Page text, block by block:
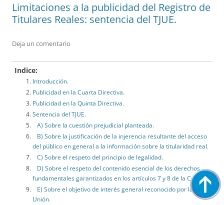
Limitaciones a la publicidad del Registro de
Titulares Reales: sentencia del TJUE.
Deja un comentario
Indice:
Introducción.
Publicidad en la Cuarta Directiva.
Publicidad en la Quinta Directiva.
Sentencia del TJUE.
A) Sobre la cuestión prejudicial planteada.
B) Sobre la justificación de la injerencia resultante del acceso
del público en general a la información sobre la titularidad real.
C) Sobre el respeto del principio de legalidad.
D) Sobre el respeto del contenido esencial de los derechos
fundamentales garantizados en los artículos 7 y 8 de la Carta.
E) Sobre el objetivo de interés general reconocido por la
Unión.